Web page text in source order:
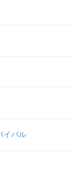
イバル